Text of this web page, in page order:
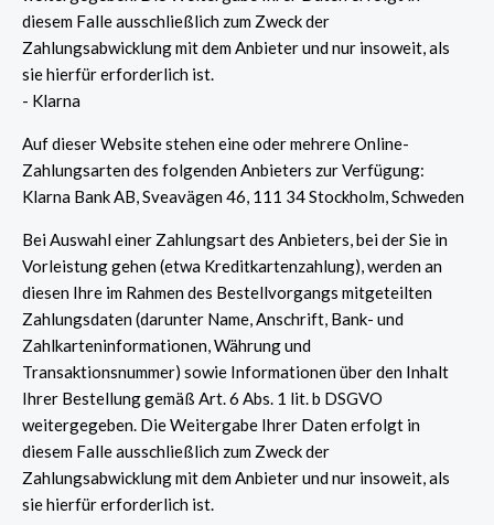
diesem Falle ausschließlich zum Zweck der
Zahlungsabwicklung mit dem Anbieter und nur insoweit, als
sie hierfür erforderlich ist.
- Klarna
Auf dieser Website stehen eine oder mehrere Online-
Zahlungsarten des folgenden Anbieters zur Verfügung:
Klarna Bank AB, Sveavägen 46, 111 34 Stockholm, Schweden
Bei Auswahl einer Zahlungsart des Anbieters, bei der Sie in
Vorleistung gehen (etwa Kreditkartenzahlung), werden an
diesen Ihre im Rahmen des Bestellvorgangs mitgeteilten
Zahlungsdaten (darunter Name, Anschrift, Bank- und
Zahlkarteninformationen, Währung und
Transaktionsnummer) sowie Informationen über den Inhalt
Ihrer Bestellung gemäß Art. 6 Abs. 1 lit. b DSGVO
weitergegeben. Die Weitergabe Ihrer Daten erfolgt in
diesem Falle ausschließlich zum Zweck der
Zahlungsabwicklung mit dem Anbieter und nur insoweit, als
sie hierfür erforderlich ist.